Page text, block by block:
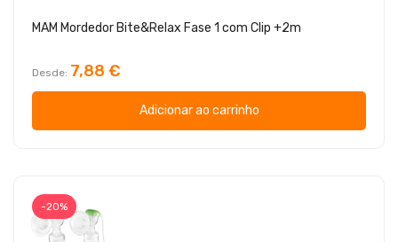
MAM Mordedor Bite&Relax Fase 1 com Clip +2m
Desde 7,88 €
Adicionar ao carrinho
-20%